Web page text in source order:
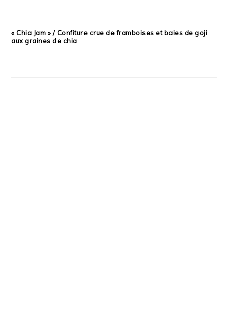
« Chia Jam » / Confiture crue de framboises et baies de goji
aux graines de chia